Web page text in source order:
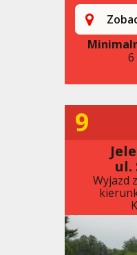
6
9
ul.
Wyjazd